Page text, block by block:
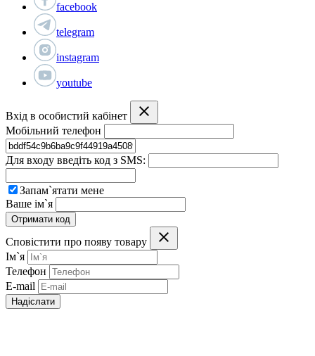
facebook
telegram
instagram
youtube
Вхід в особистий кабінет
Мобільний телефон
Для входу введіть код з SMS:
Запам`ятати мене
Ваше ім`я
Отримати код
Сповістити про появу товару
Ім`я
Телефон
E-mail
Надіслати